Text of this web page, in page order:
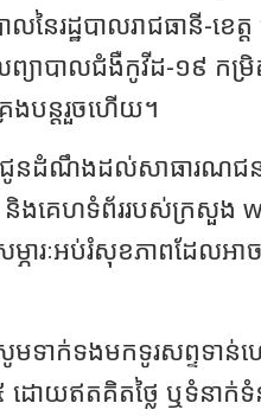
ៃរដ្ឋបាលរាជធានី-ខេត្ត
ាបាលជំងឺកូវីដ-១៩ កម្រិ
ងបន្តរួចហើយ។
នដំណឹងដល់សាធារណជនអំ
និងគេហទំព័ររបស់ក្រសួង
ភារៈអប់រំសុខភាពដែលអ
មទាក់ទងមកទូរសព្ទទា
ោយឥតគិតថ្លៃ ឬទំនាក់